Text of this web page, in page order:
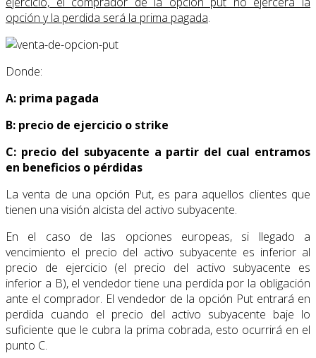
opción y la perdida será la prima pagada.
Donde:
A: prima pagada
B: precio de ejercicio o strike
C: precio del subyacente a partir del cual entramos
en beneficios o pérdidas
La venta de una opción Put, es para aquellos clientes que
tienen una visión alcista del activo subyacente.
En el caso de las opciones europeas, si llegado a
vencimiento el precio del activo subyacente es inferior al
precio de ejercicio (el precio del activo subyacente es
inferior a B), el vendedor tiene una perdida por la obligación
ante el comprador. El vendedor de la opción Put entrará en
perdida cuando el precio del activo subyacente baje lo
suficiente que le cubra la prima cobrada, esto ocurrirá en el
punto C.